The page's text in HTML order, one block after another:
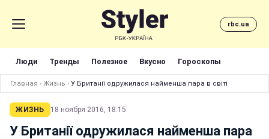
rbc.ua
Люди Тренды Полезное Вкусно Гороскопы
Главная › Жизнь › У Британії одружилася найменша пара в світі
ЖИЗНЬ 18 ноября 2016, 18:15
У Британії одружилася найменша пара